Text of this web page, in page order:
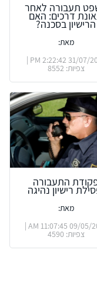
תעבורה לאחר
דרכים: האם
הרישיון בסכנה?
מאת:
31/07/2017 2:22:42 PM |
צפיות: 8552
התעבורה
רישיון נהיגה
מאת:
09/05/2013 11:07:45 AM |
צפיות: 4590